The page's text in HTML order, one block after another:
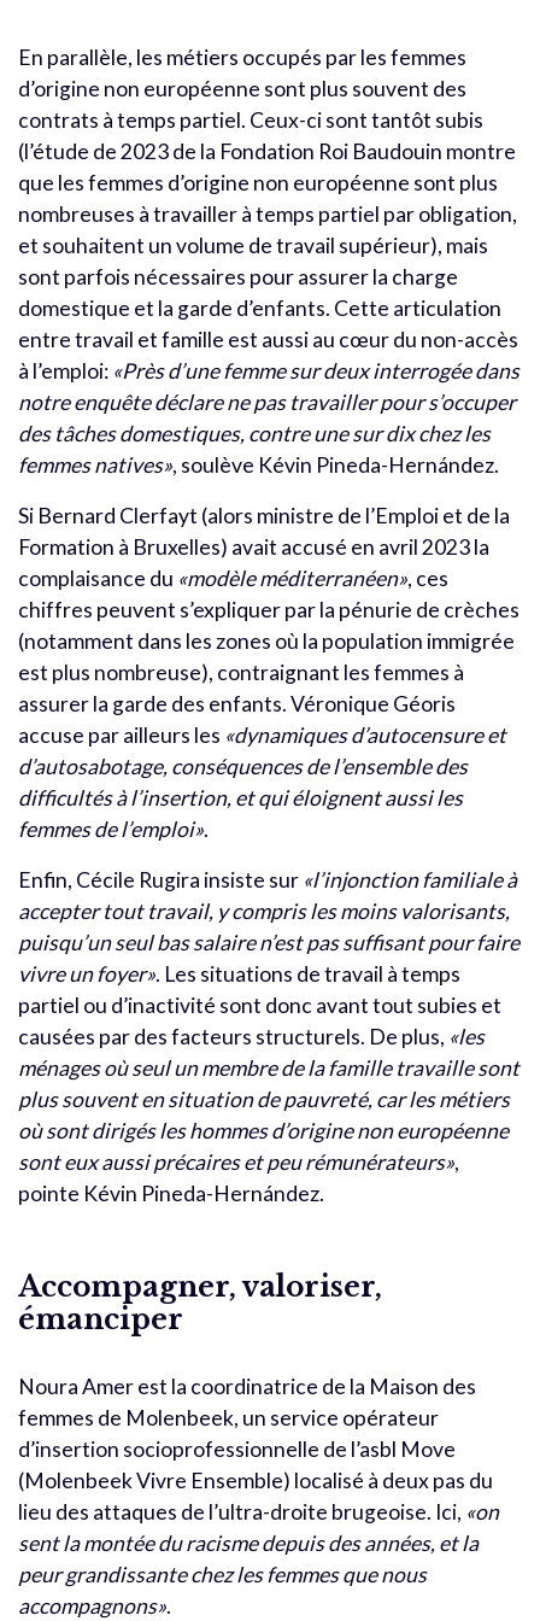
En parallèle, les métiers occupés par les femmes
d’origine non européenne sont plus souvent des
contrats à temps partiel. Ceux-ci sont tantôt subis
(l’étude de 2023 de la Fondation Roi Baudouin montre
que les femmes d’origine non européenne sont plus
nombreuses à travailler à temps partiel par obligation,
et souhaitent un volume de travail supérieur), mais
sont parfois nécessaires pour assurer la charge
domestique et la garde d’enfants. Cette articulation
entre travail et famille est aussi au cœur du non-accès
à l’emploi: «Près d’une femme sur deux interrogée dans
notre enquête déclare ne pas travailler pour s’occuper
des tâches domestiques, contre une sur dix chez les
femmes natives», soulève Kévin Pineda-Hernández.
Si Bernard Clerfayt (alors ministre de l’Emploi et de la
Formation à Bruxelles) avait accusé en avril 2023 la
complaisance du «modèle méditerranéen», ces
chiffres peuvent s’expliquer par la pénurie de crèches
(notamment dans les zones où la population immigrée
est plus nombreuse), contraignant les femmes à
assurer la garde des enfants. Véronique Géoris
accuse par ailleurs les «dynamiques d’autocensure et
d’autosabotage, conséquences de l’ensemble des
difficultés à l’insertion, et qui éloignent aussi les
femmes de l’emploi».
Enfin, Cécile Rugira insiste sur «l’injonction familiale à
accepter tout travail, y compris les moins valorisants,
puisqu’un seul bas salaire n’est pas suffisant pour faire
vivre un foyer». Les situations de travail à temps
partiel ou d’inactivité sont donc avant tout subies et
causées par des facteurs structurels. De plus, «les
ménages où seul un membre de la famille travaille sont
plus souvent en situation de pauvreté, car les métiers
où sont dirigés les hommes d’origine non européenne
sont eux aussi précaires et peu rémunérateurs»,
pointe Kévin Pineda-Hernández.
Accompagner, valoriser,
émanciper
Noura Amer est la coordinatrice de la Maison des
femmes de Molenbeek, un service opérateur
d’insertion socioprofessionnelle de l’asbl Move
(Molenbeek Vivre Ensemble) localisé à deux pas du
lieu des attaques de l’ultra-droite brugeoise. Ici, «on
sent la montée du racisme depuis des années, et la
peur grandissante chez les femmes que nous
accompagnons».